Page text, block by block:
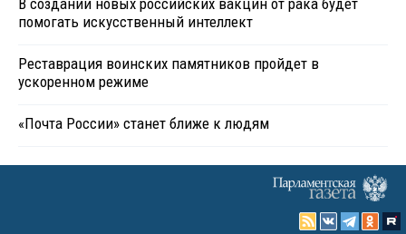
помогать искусственный интеллект
Реставрация воинских памятников пройдет в
ускоренном режиме
«Почта России» станет ближе к людям